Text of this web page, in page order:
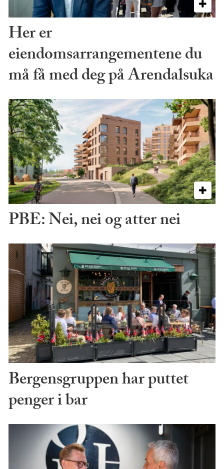
Her er
eiendomsarrangementene du
må få med deg på Arendalsuka
PBE: Nei, nei og atter nei
Bergensgruppen har puttet
penger i bar